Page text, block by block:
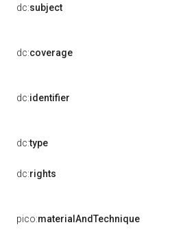
dc:subject
dc:coverage
dc:identifier
dc:type
dc:rights
pico:materialAndTechnique